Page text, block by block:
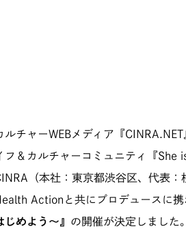
ルチャーWEBメディア『
フ＆カルチャーコミュニティ『She
（本社：東京都渋谷区、代表：
Actionと共にプロデュースに携
じめよう〜』 の開催が決定しました。